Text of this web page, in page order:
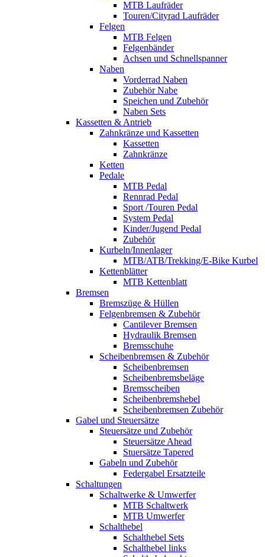
MTB Laufräder
Touren/Cityrad Laufräder
Felgen
MTB Felgen
Felgenbänder
Achsen und Schnellspanner
Naben
Vorderrad Naben
Zubehör Nabe
Speichen und Zubehör
Naben Sets
Kassetten & Antrieb
Zahnkränze und Kassetten
Kassetten
Zahnkränze
Ketten
Pedale
MTB Pedal
Rennrad Pedal
Sport /Touren Pedal
System Pedal
Kinder/Jugend Pedal
Zubehör
Kurbeln/Innenlager
MTB/ATB/Trekking/E-Bike Kurbel
Kettenblätter
MTB Kettenblatt
Bremsen
Bremszüge & Hüllen
Felgenbremsen & Zubehör
Cantilever Bremsen
Hydraulik Bremsen
Bremsschuhe
Scheibenbremsen & Zubehör
Scheibenbremsen
Scheibenbremsbeläge
Bremsscheiben
Scheibenbremshebel
Scheibenbremsen Zubehör
Gabel und Steuersätze
Steuersätze und Zubehör
Steuersätze Ahead
Stuersätze Tapered
Gabeln und Zubehör
Federgabel Ersatzteile
Schaltungen
Schaltwerke & Umwerfer
MTB Schaltwerk
MTB Umwerfer
Schalthebel
Schalthebel Sets
Schalthebel links